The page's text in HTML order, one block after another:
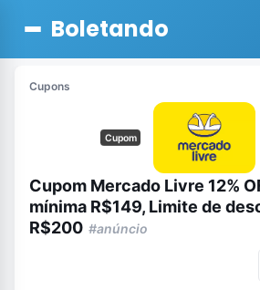
Boletando
Cupons
Cupom
Cupom Mercado Livre 12%
mínima R$149, Limite de
R$200 #anúncio